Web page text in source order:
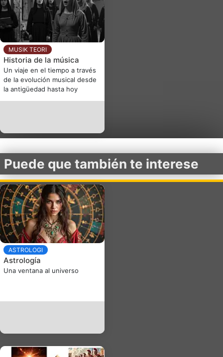
MUSIK TEORI
Historia de la música
Un viaje en el tiempo a través
de la evolución musical desde
la antigüedad hasta hoy
Puede que también te interese
ASTROLOGI
Astrología
Una ventana al universo